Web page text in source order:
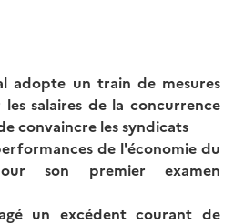
adopte un train de mesures
salaires de la concurrence
convaincre les syndicats
de l'économie du
son premier examen
un excédent courant de